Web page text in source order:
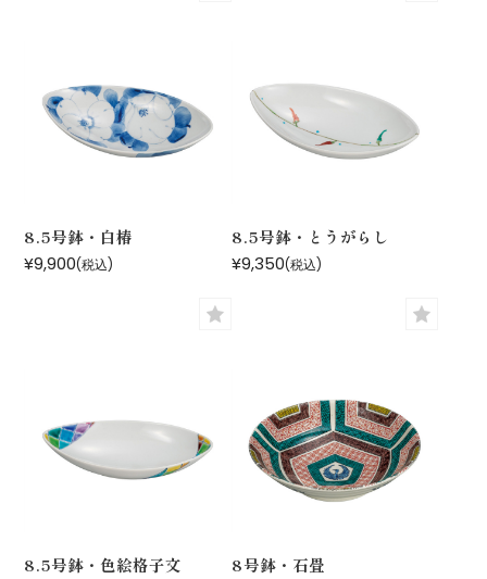
8.5号鉢・白椿
¥9,900(税込)
8.5号鉢・とうがらし
¥9,350(税込)
8.5号鉢・色絵格子文
8号鉢・石畳